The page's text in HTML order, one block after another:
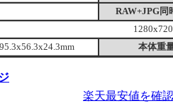
RAW+JPG同
1280x720
95.3x56.3x24.3mm 本体重
楽天最安値を確